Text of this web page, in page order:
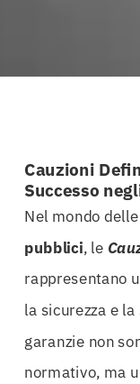
Cauzioni
Successo
Nel mondo
pubblici, le
rappresentano
la sicurezza e
garanzie non
normativo, ma